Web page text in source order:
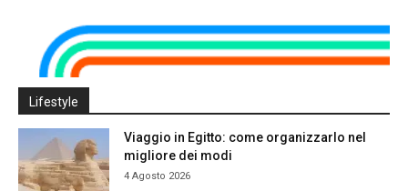
Lifestyle
Viaggio in Egitto: come organizzarlo nel
migliore dei modi
4 Agosto 2026